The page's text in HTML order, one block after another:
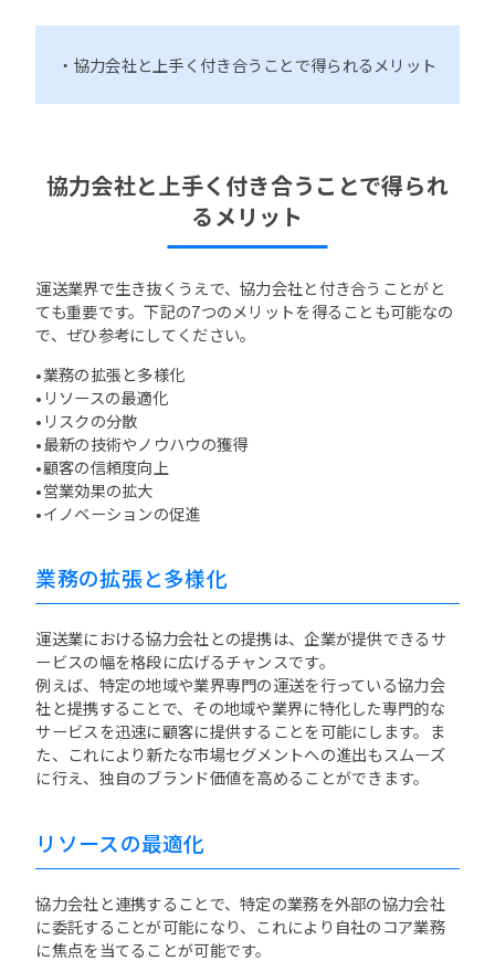
・協力会社と上手く付き合うことで得られるメリット
協力会社と上手く付き合うことで得られ
るメリット
運送業界で生き抜くうえで、協力会社と付き合うことがと
ても重要です。下記の7つのメリットを得ることも可能なの
で、ぜひ参考にしてください。
•業務の拡張と多様化
•リソースの最適化
•リスクの分散
•最新の技術やノウハウの獲得
•顧客の信頼度向上
•営業効果の拡大
•イノベーションの促進
業務の拡張と多様化
運送業における協力会社との提携は、企業が提供できるサ
ービスの幅を格段に広げるチャンスです。
例えば、特定の地域や業界専門の運送を行っている協力会
社と提携することで、その地域や業界に特化した専門的な
サービスを迅速に顧客に提供することを可能にします。ま
た、これにより新たな市場セグメントへの進出もスムーズ
に行え、独自のブランド価値を高めることができます。
リソースの最適化
協力会社と連携することで、特定の業務を外部の協力会社
に委託することが可能になり、これにより自社のコア業務
に焦点を当てることが可能です。